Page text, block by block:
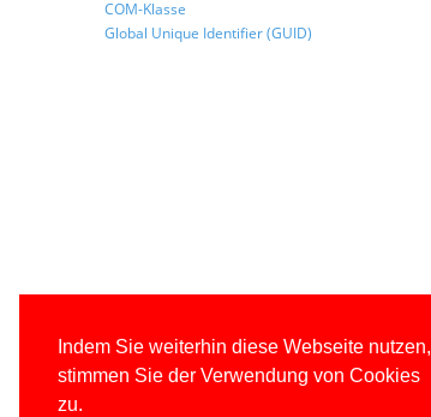
Indem Sie weiterhin diese Webseite nutzen,
stimmen Sie der Verwendung von Cookies
zu.
COM-Klasse
Global Unique Identifier (GUID)